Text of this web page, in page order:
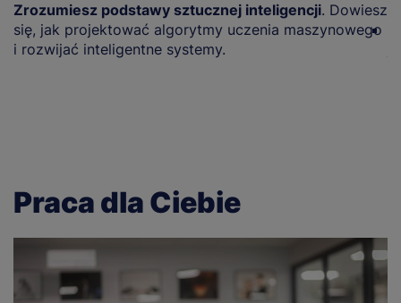
Zrozumiesz podstawy sztucznej inteligencji. Dowiesz
się, jak projektować algorytmy uczenia maszynowego
i rozwijać inteligentne systemy.
Praca dla Ciebie